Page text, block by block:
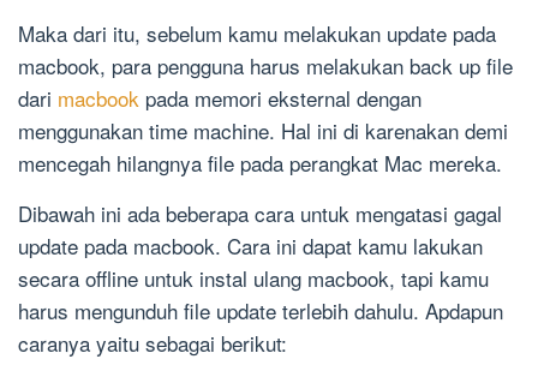
Maka dari itu, sebelum kamu melakukan update pada
macbook, para pengguna harus melakukan back up file
dari macbook pada memori eksternal dengan
menggunakan time machine. Hal ini di karenakan demi
mencegah hilangnya file pada perangkat Mac mereka.
Dibawah ini ada beberapa cara untuk mengatasi gagal
update pada macbook. Cara ini dapat kamu lakukan
secara offline untuk instal ulang macbook, tapi kamu
harus mengunduh file update terlebih dahulu. Apdapun
caranya yaitu sebagai berikut: